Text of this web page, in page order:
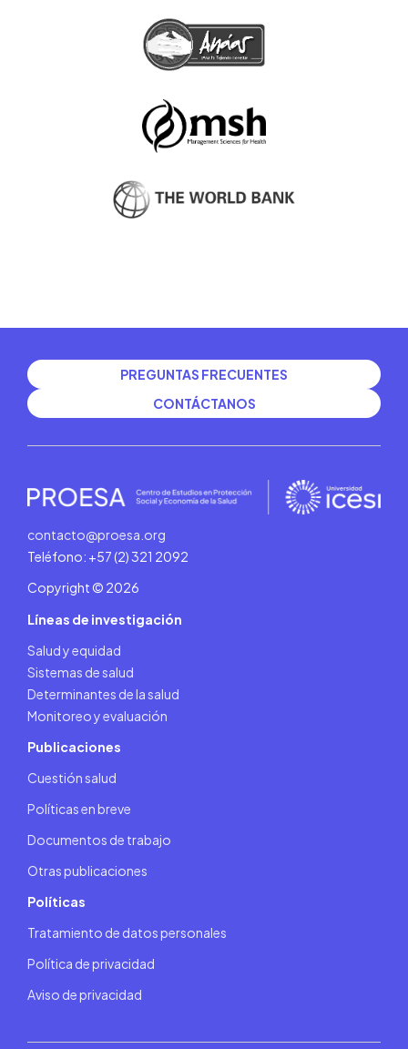
PREGUNTAS FRECUENTES
CONTÁCTANOS
contacto@proesa.org
Teléfono: +57 (2) 321 2092
Copyright © 2026
Líneas de investigación
Salud y equidad
Sistemas de salud
Determinantes de la salud
Monitoreo y evaluación
Publicaciones
Cuestión salud
Políticas en breve
Documentos de trabajo
Otras publicaciones
Políticas
Tratamiento de datos personales
Política de privacidad
Aviso de privacidad